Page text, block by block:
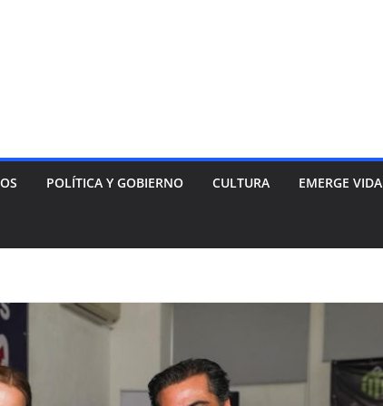
POLÍTICA Y GOBIERNO CULTURA EMERGE VIDA